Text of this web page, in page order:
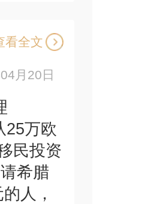
看全文
月20日
25万欧
民投资
希腊
人，